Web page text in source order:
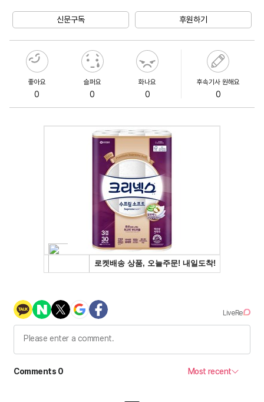
신문구독 후원하기
좋아요
0
슬퍼요
0
화나요
0
후속기사 원해요
0